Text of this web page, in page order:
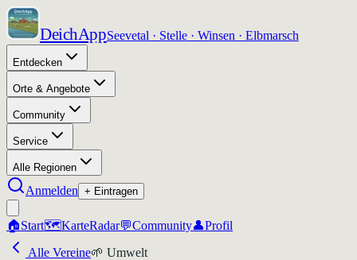
DeichAppSeevetal · Stelle · Winsen · Elbmarsch
Entdecken
Orte & Angebote
Community
Service
Alle Regionen
Anmelden + Eintragen
🏠Start🗺️KarteRadar💬Community👤Profil
Alle Vereine🌱 Umwelt